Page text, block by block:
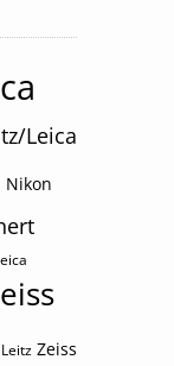
Leica
Nikon
Zeiss